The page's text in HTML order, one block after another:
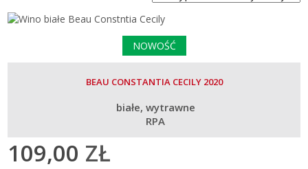
NOWOŚĆ
BEAU CONSTANTIA CECILY 2020
białe wytrawne
RPA
109,00 ZŁ